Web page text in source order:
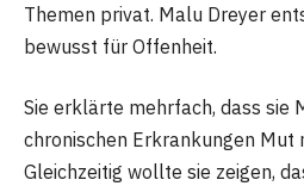
Themen privat. Malu Dreyer
bewusst für Offenheit.
Sie erklärte mehrfach, dass sie
chronischen Erkrankungen Mut
Gleichzeitig wollte sie zeigen,